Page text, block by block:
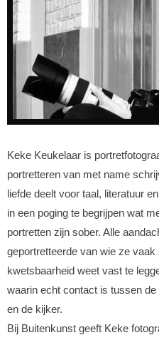
Keke Keukelaar is
portretteren van met name
liefde deelt voor taal, literatuur
in een poging te begrijpen wat
portretten zijn sober. Alle
geportretteerde van wie ze
kwetsbaarheid weet vast te
waarin echt contact is tussen
en de kijker.
Bij Buitenkunst geeft Keke